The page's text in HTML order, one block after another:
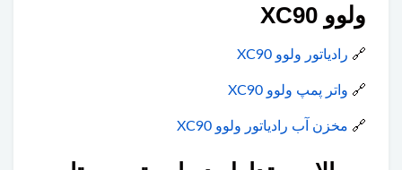
ولوو XC90
🔗 رادیاتور ولوو XC90
🔗 واتر پمپ ولوو XC90
🔗 مخزن آب رادیاتور ولوو XC90